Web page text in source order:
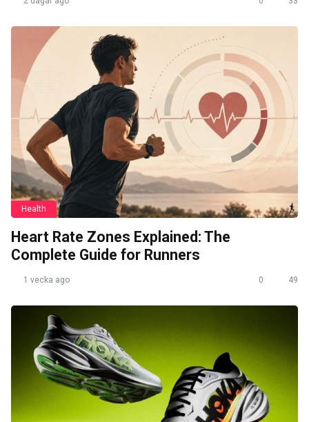
Health
Heart Rate Zones Explained: The
Complete Guide for Runners
1 vecka ago 0 49